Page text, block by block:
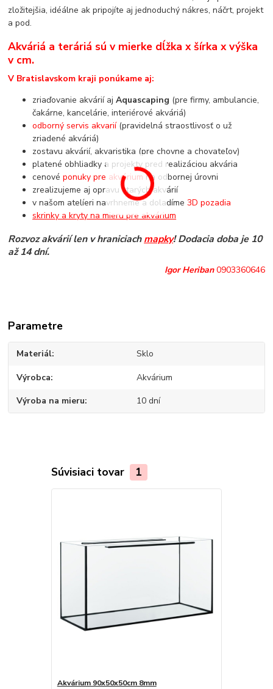
zložitejšia, idéálne ak pripojíte aj jednoduchý nákres, náčrt, projekt
a pod.
Akváriá a teráriá sú v mierke dĺžka x šírka x výška
v cm.
V Bratislavskom kraji ponúkame aj:
zriaďovanie akvárií ajAquascaping (pre firmy, ambulancie,
čakárne, kancelárie, interiérové akváriá)
odborný servis akvarií(pravidelná straostlivosť o už
zriadené akváriá)
zostavu akvárií, akvaristika (pre chovne a chovateľov)
platené obhliadky a projekty pred realizáciou akvária
cenovéponuky pre akvárium na odbornej úrovni
zrealizujeme aj opravu starých akvárií
v našom atelíeri navrhneme a doladíme3D pozadia
skrinky a kryty na mieru pre akvárium
Rozvoz akvárií len v hraniciachmapky! Dodacia doba je 10
až 14 dní.
Igor Heriban0903360646
Parametre
Materiál Sklo
Výrobca Akvárium
Výroba na mieru 10 dní
Súvisiaci tovar 1
Akvárium 90x50x50cm 8mm